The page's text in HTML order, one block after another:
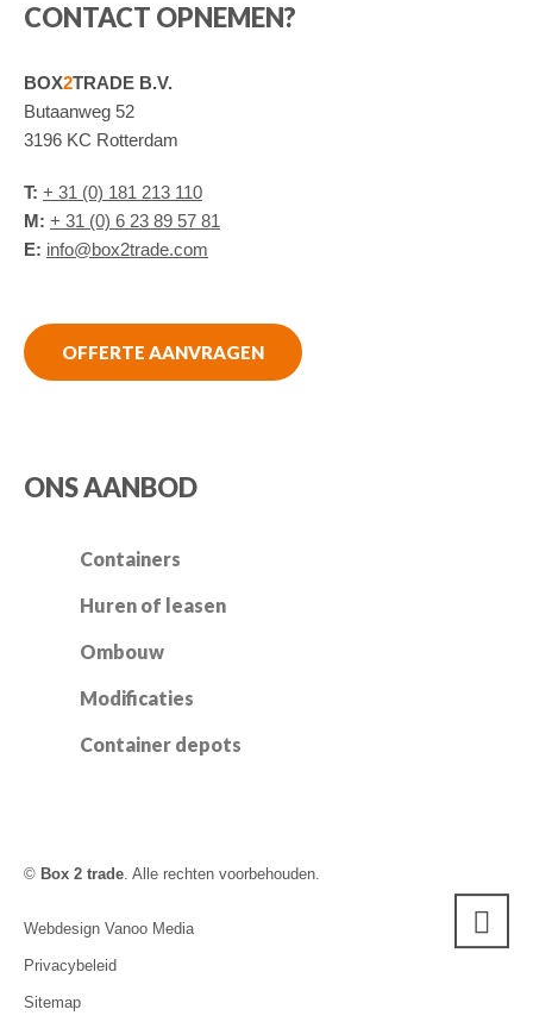
CONTACT OPNEMEN?
BOX2TRADE B.V.
Butaanweg 52
3196 KC Rotterdam
T: + 31 (0) 181 213 110
M: + 31 (0) 6 23 89 57 81
E: info@box2trade.com
OFFERTE AANVRAGEN
ONS AANBOD
Containers
Huren of leasen
Ombouw
Modificaties
Container depots
© Box 2 trade . Alle rechten voorbehouden.
Webdesign Vanoo Media
Privacybeleid
Sitemap